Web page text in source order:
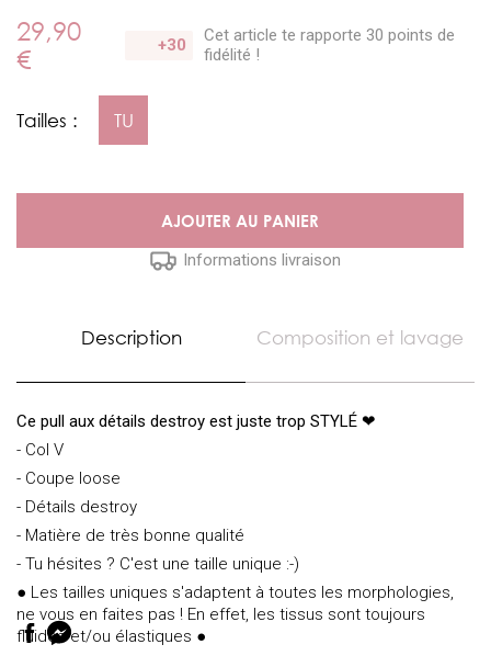
29,90
€
+30 Cet article te rapporte 30 points de
fidélité !
Tailles : TU
AJOUTER AU PANIER
Informations livraison
Description Composition et lavage
Ce pull aux détails destroy est juste trop STYLÉ ❤
- Col V
- Coupe loose
- Détails destroy
- Matière de très bonne qualité
- Tu hésites ? C'est une taille unique :-)
● Les tailles uniques s'adaptent à toutes les morphologies,
ne vous en faites pas ! En effet, les tissus sont toujours
fluides et/ou élastiques ●